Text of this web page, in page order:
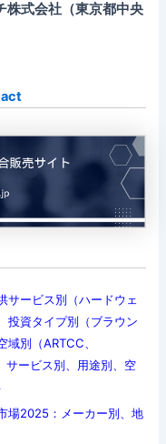
株式会社（東京都中央
サービス別（ハードウェ
投資タイプ別（ブラウン
別（ARTCC、
サービス別、用途別、空
場2025：メーカー別、地